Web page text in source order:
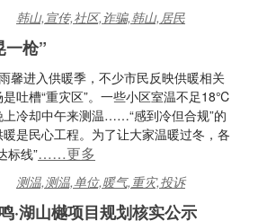
韩山,宣传,社区,诈骗,韩山,居民
一枪”
馨进入供暖季，不少市民反映供暖相关
吐槽“重灾区”。一些小区室温不足18℃
冷却中午来测温……“感到冷但合规”的
是民心工程。为了让大家温暖过冬，各
标线”……更多
测温,测温,单位,暖气,重灾,投诉
·湖山樾项目规划核实公示